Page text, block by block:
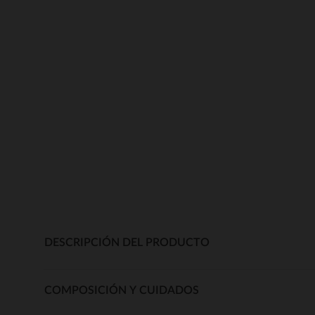
DESCRIPCIÓN DEL PRODUCTO
COMPOSICIÓN Y CUIDADOS